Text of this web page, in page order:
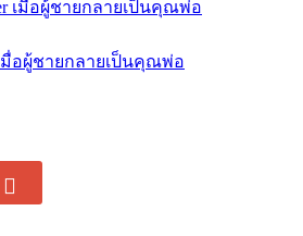
อบครัว
ารให้เกียรติ และการเรียนรู้โลกกว้าง